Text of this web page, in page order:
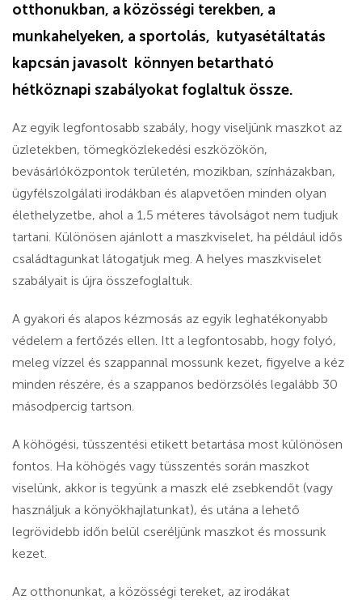
otthonukban, a közösségi terekben, a
munkahelyeken, a sportolás, kutyasétáltatás
kapcsán javasolt könnyen betartható
hétköznapi szabályokat foglaltuk össze.
Az egyik legfontosabb szabály, hogy viseljünk maszkot az
üzletekben, tömegközlekedési eszközökön,
bevásárlóközpontok területén, mozikban, színházakban,
ügyfélszolgálati irodákban és alapvetően minden olyan
élethelyzetbe, ahol a 1,5 méteres távolságot nem tudjuk
tartani. Különösen ajánlott a maszkviselet, ha például idős
családtagunkat látogatjuk meg. A helyes maszkviselet
szabályait is újra összefoglaltuk.
A gyakori és alapos kézmosás az egyik leghatékonyabb
védelem a fertőzés ellen. Itt a legfontosabb, hogy folyó,
meleg vízzel és szappannal mossunk kezet, figyelve a kéz
minden részére, és a szappanos bedörzsölés legalább 30
másodpercig tartson.
A köhögési, tüsszentési etikett betartása most különösen
fontos. Ha köhögés vagy tüsszentés során maszkot
viselünk, akkor is tegyünk a maszk elé zsebkendőt (vagy
használjuk a könyökhajlatunkat), és utána a lehető
legrövidebb időn belül cseréljünk maszkot és mossunk
kezet.
Az otthonunkat, a közösségi tereket, az irodákat